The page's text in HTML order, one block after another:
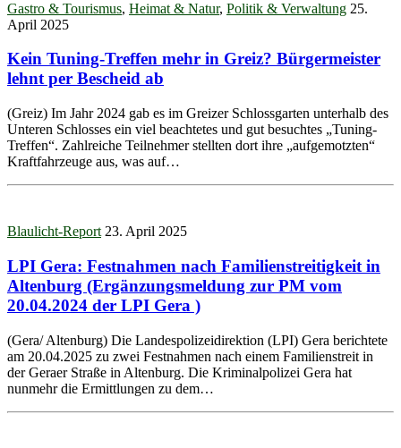
Gastro & Tourismus, Heimat & Natur, Politik & Verwaltung 25.
April 2025
Kein Tuning-Treffen mehr in Greiz? Bürgermeister
lehnt per Bescheid ab
(Greiz) Im Jahr 2024 gab es im Greizer Schlossgarten unterhalb des
Unteren Schlosses ein viel beachtetes und gut besuchtes „Tuning-
Treffen“. Zahlreiche Teilnehmer stellten dort ihre „aufgemotzten“
Kraftfahrzeuge aus, was auf…
Blaulicht-Report 23. April 2025
LPI Gera: Festnahmen nach Familienstreitigkeit in
Altenburg (Ergänzungsmeldung zur PM vom
20.04.2024 der LPI Gera )
(Gera/ Altenburg) Die Landespolizeidirektion (LPI) Gera berichtete
am 20.04.2025 zu zwei Festnahmen nach einem Familienstreit in
der Geraer Straße in Altenburg. Die Kriminalpolizei Gera hat
nunmehr die Ermittlungen zu dem…